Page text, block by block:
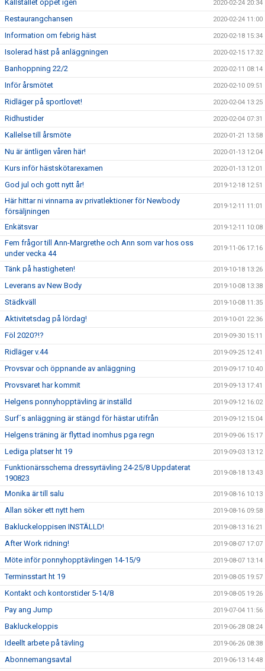
Kallstallet öppet igen 2020-02-24 20:34
Restaurangchansen 2020-02-24 11:00
Information om febrig häst 2020-02-18 15:34
Isolerad häst på anläggningen 2020-02-15 17:32
Banhoppning 22/2 2020-02-11 08:14
Inför årsmötet 2020-02-10 09:51
Ridläger på sportlovet! 2020-02-04 13:25
Ridhustider 2020-02-04 07:31
Kallelse till årsmöte 2020-01-21 13:58
Nu är äntligen våren här! 2020-01-13 12:04
Kurs inför hästskötarexamen 2020-01-13 12:01
God jul och gott nytt år! 2019-12-18 12:51
Här hittar ni vinnarna av privatlektioner för Newbody
försäljningen
2019-12-11 11:01
Enkätsvar 2019-12-11 10:08
Fem frågor till Ann-Margrethe och Ann som var hos oss
under vecka 44
2019-11-06 17:16
Tänk på hastigheten! 2019-10-18 13:26
Leverans av New Body 2019-10-08 13:38
Städkväll 2019-10-08 11:35
Aktivitetsdag på lördag! 2019-10-01 22:36
Föl 2020?!? 2019-09-30 15:11
Ridläger v.44 2019-09-25 12:41
Provsvar och öppnande av anläggning 2019-09-17 10:40
Provsvaret har kommit 2019-09-13 17:41
Helgens ponnyhopptävling är inställd 2019-09-12 16:02
Surf´s anläggning är stängd för hästar utifrån 2019-09-12 15:04
Helgens träning är flyttad inomhus pga regn 2019-09-06 15:17
Lediga platser ht 19 2019-09-03 13:12
Funktionärsschema dressyrtävling 24-25/8 Uppdaterat
190823
2019-08-18 13:43
Monika är till salu 2019-08-16 10:13
Allan söker ett nytt hem 2019-08-16 09:58
Bakluckeloppisen INSTÄLLD! 2019-08-13 16:21
After Work ridning! 2019-08-07 17:07
Möte inför ponnyhopptävlingen 14-15/9 2019-08-07 13:14
Terminsstart ht 19 2019-08-05 19:57
Kontakt och kontorstider 5-14/8 2019-08-05 19:26
Pay ang Jump 2019-07-04 11:56
Bakluckeloppis 2019-06-28 08:24
Ideellt arbete på tävling 2019-06-26 08:38
Abonnemangsavtal 2019-06-13 14:48